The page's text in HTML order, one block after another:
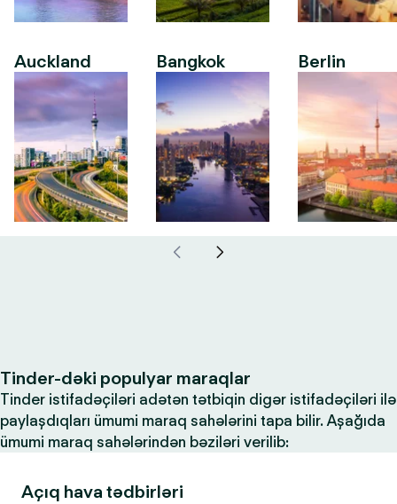
Auckland Bangkok Berlin
Tinder-dəki populyar maraqlar
Tinder istifadəçiləri adətən tətbiqin digər istifadəçiləri ilə
paylaşdıqları ümumi maraq sahələrini tapa bilir. Aşağıda
ümumi maraq sahələrindən bəziləri verilib:
Açıq hava tədbirləri